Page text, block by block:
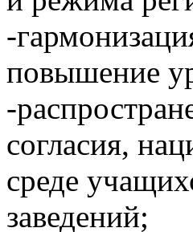
-
повышение
-
согласия,
среде
заведений;